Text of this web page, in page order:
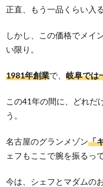
正直、もう一品くらい入
しかし、この価格でメイ
い限り。
1981年創業で、 岐阜では
この41年の間に、どれだ
う。
名古屋のグランメゾン「
ェフもここで腕を振るっ
今は、シェフとマダムの